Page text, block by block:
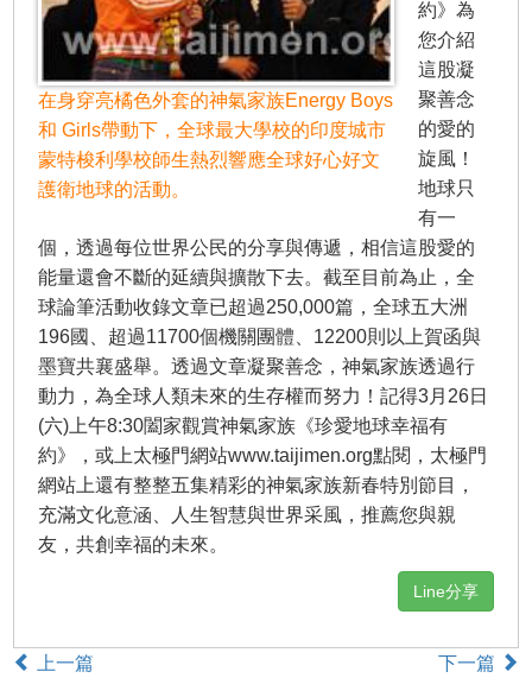
在身穿亮橘色外套的神氣家族Energy Boys
和 Girls帶動下，全球最大學校的印度城市
蒙特梭利學校師生熱烈響應全球好心好文
護衛地球的活動。
約》為
您介紹
這股凝
聚善念
的愛的
旋風！
地球只
有一
個，透過每位世界公民的分享與傳遞，相信這股愛的
能量還會不斷的延續與擴散下去。截至目前為止，全
球論筆活動收錄文章已超過250,000篇，全球五大洲
196國、超過11700個機關團體、12200則以上賀函與
墨寶共襄盛舉。透過文章凝聚善念，神氣家族透過行
動力，為全球人類未來的生存權而努力！記得3月26日
(六)上午8:30闔家觀賞神氣家族《珍愛地球幸福有
約》，或上太極門網站www.taijimen.org點閱，太極門
網站上還有整整五集精彩的神氣家族新春特別節目，
充滿文化意涵、人生智慧與世界采風，推薦您與親
友，共創幸福的未來。
Line分享
上一篇 下一篇